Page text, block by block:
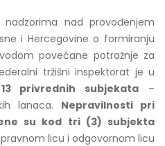
nad provođenjem
i Hercegovine o formiranju
povećane potražnje za
tržišni inspektorat je u
privrednih subjekata –
lanaca. Nepravilnosti pri
su kod tri (3) subjekta
licu i odgovornom licu